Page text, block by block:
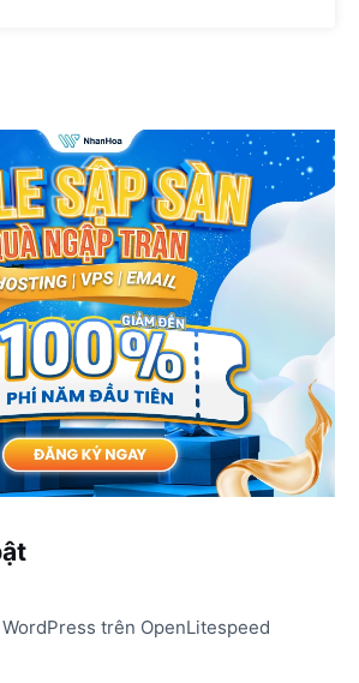
trên OpenLitespeed